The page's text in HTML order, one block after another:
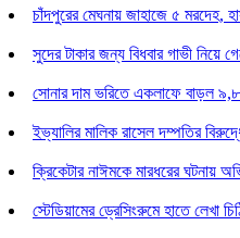
চাঁদপুরের মেঘনায় জাহাজে ৫ মরদেহ,
সুদের টাকার জন্য বিধবার গাভী নিয়ে
সোনার দাম ভরিতে একলাফে বাড়ল
ইভ্যালির মালিক রাসেল দম্পতির
ক্রিকেটার নাঈমকে মারধরের ঘটনায়
স্টেডিয়ামের ড্রেসিংরুমে হাতে লেখা